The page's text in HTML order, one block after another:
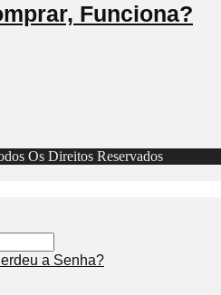
Funciona?
Os Direitos Reservados
a Senha?